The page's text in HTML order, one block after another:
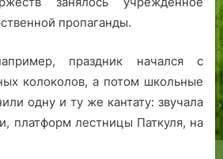
пропаганды.
праздник начался с
колоколов, а потом школьные
одну и ту же кантату: звучала
платформ лестницы Паткуля, на